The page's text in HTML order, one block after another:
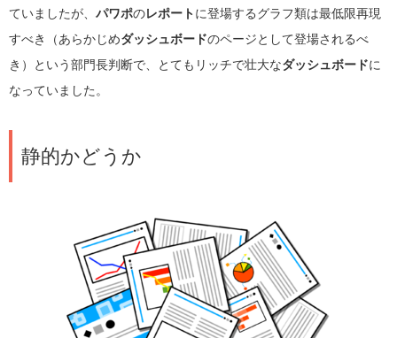
ていましたが、 パワポのレポートに登場するグラフ類は最低限再現
すべき（あらかじめダッシュボードのページとして登場されるべ
き）という部門長判断で、とてもリッチで壮大なダッシュボードに
なっていました。
静的かどうか